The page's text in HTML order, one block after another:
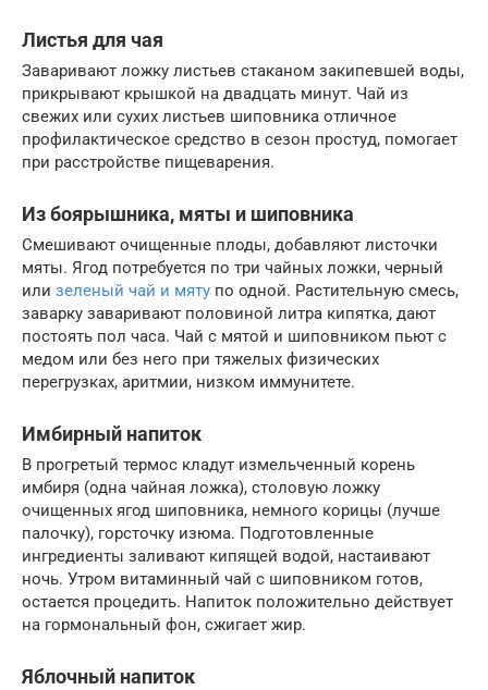
Листья для чая
Заваривают ложку листьев стаканом закипевшей воды,
прикрывают крышкой на двадцать минут. Чай из
свежих или сухих листьев шиповника отличное
профилактическое средство в сезон простуд, помогает
при расстройстве пищеварения.
Из боярышника, мяты и шиповника
Смешивают очищенные плоды, добавляют листочки
мяты. Ягод потребуется по три чайных ложки, черный
или зеленый чай и мяту по одной. Растительную смесь,
заварку заваривают половиной литра кипятка, дают
постоять пол часа. Чай с мятой и шиповником пьют с
медом или без него при тяжелых физических
перегрузках, аритмии, низком иммунитете.
Имбирный напиток
В прогретый термос кладут измельченный корень
имбиря (одна чайная ложка), столовую ложку
очищенных ягод шиповника, немного корицы (лучше
палочку), горсточку изюма. Подготовленные
ингредиенты заливают кипящей водой, настаивают
ночь. Утром витаминный чай с шиповником готов,
остается процедить. Напиток положительно действует
на гормональный фон, сжигает жир.
Яблочный напиток